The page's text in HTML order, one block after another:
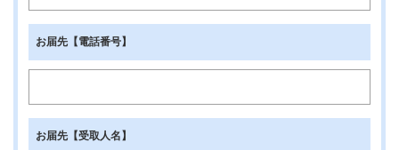
お届先【電話番号】
お届先【受取人名】